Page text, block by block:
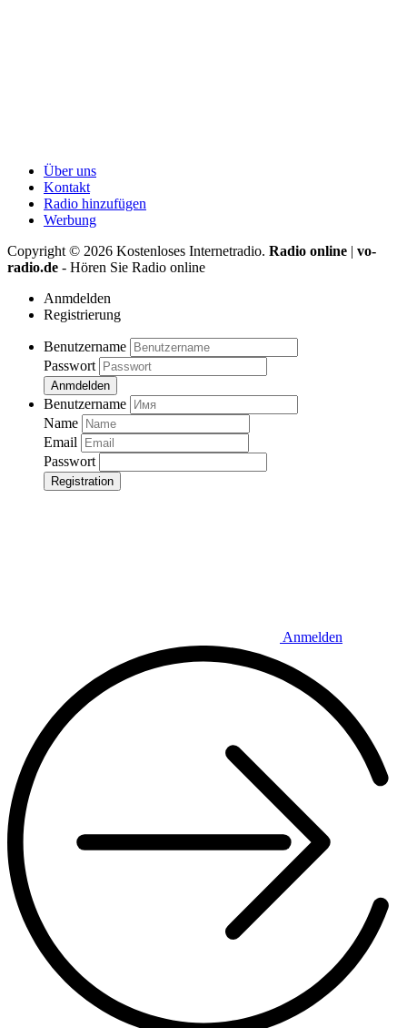
Über uns
Kontakt
Radio hinzufügen
Werbung
Copyright © 2026 Kostenloses Internetradio. Radio online | vo-
radio.de - Hören Sie Radio online
Anmdelden
Registrierung
Benutzername
Passwort
Anmdelden
Benutzername
Name
Email
Passwort
Registration
Anmelden